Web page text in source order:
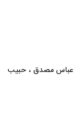
، عباس مصدق ، حبیب